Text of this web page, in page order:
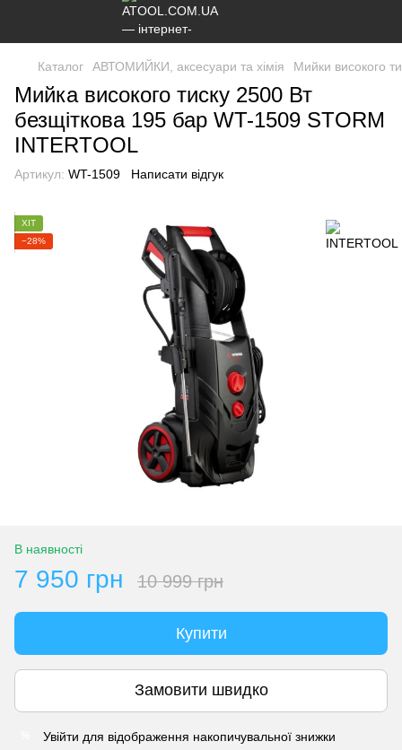
Каталог АВТОМИЙКИ, аксесуари та хімія Мийки високого
Мийка високого тиску 2500 Вт
безщіткова 195 бар WT-1509 STORM
INTERTOOL
Артикул: WT-1509 Написати відгук
ХІТ
−28%
В наявності
7 950 грн 10 999 грн
Купити
Замовити швидко
Увійти для відображення накопичувальної знижки